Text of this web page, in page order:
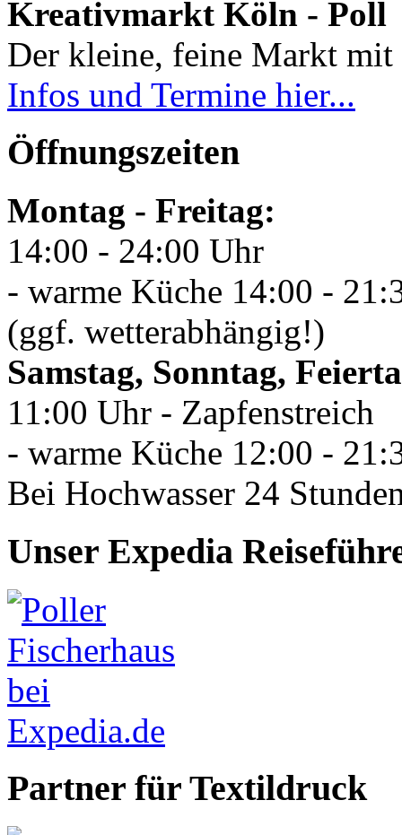
Kreativmarkt Köln - Poll
Der kleine, feine Markt
Infos und Termine hier...
Öffnungszeiten
Montag - Freitag:
14:00 - 24:00 Uhr
- warme Küche 14:00 -
(ggf. wetterabhängig!)
Samstag, Sonntag,
11:00 Uhr - Zapfenstreich
- warme Küche 12:00 -
Bei Hochwasser 24
Unser Expedia
Partner für Textildruck